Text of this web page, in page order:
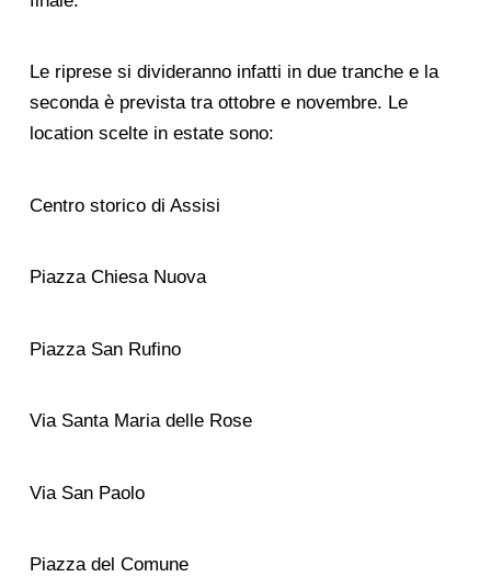
Le riprese si divideranno infatti in due tranche e la
seconda è prevista tra ottobre e novembre. Le
location scelte in estate sono:
Centro storico di Assisi
Piazza Chiesa Nuova
Piazza San Rufino
Via Santa Maria delle Rose
Via San Paolo
Piazza del Comune